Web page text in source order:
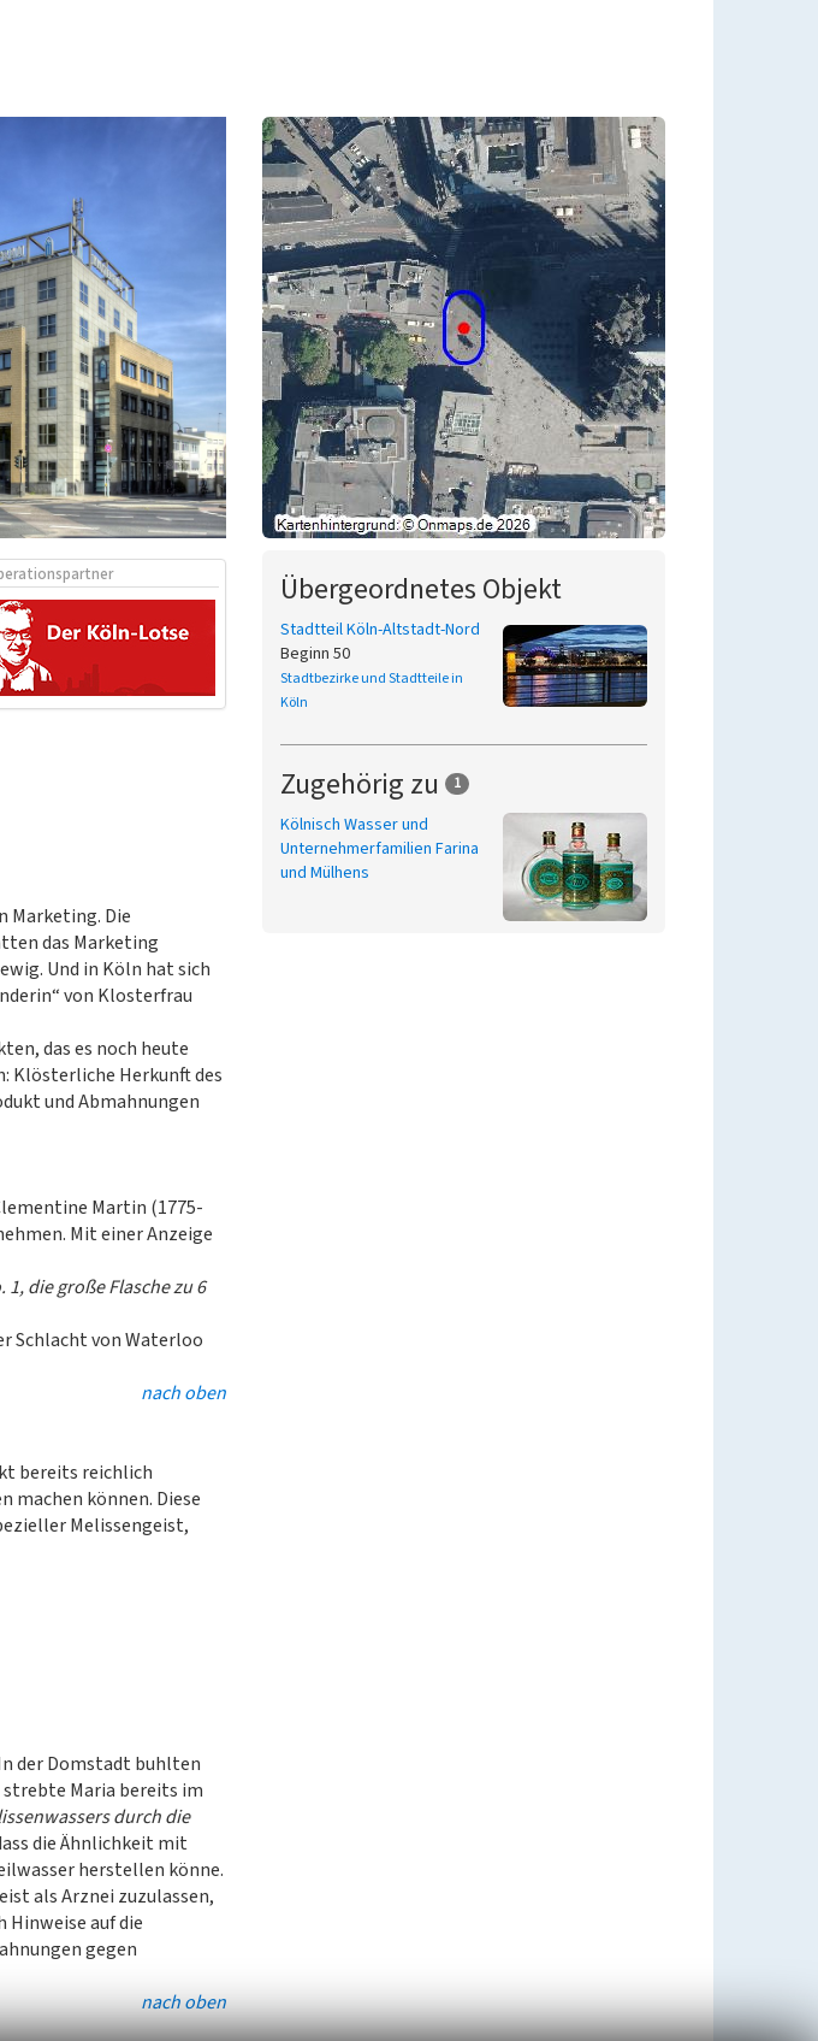
Marketing. Die
das Marketing
Und in Köln hat sich
von Klosterfrau
das es noch heute
Klösterliche Herkunft des
und Abmahnungen
Martin (1775-
Mit einer Anzeige
die große Flasche zu 6
Schlacht von Waterloo
nach oben
bereits reichlich
machen können. Diese
Melissengeist,
der Domstadt buhlten
strebte Maria bereits im
durch die
die Ähnlichkeit mit
herstellen könne.
als Arznei zuzulassen,
auf die
gegen
nach oben
Übergeordnetes Objekt
Stadtteil Köln-Altstadt-Nord
Beginn 50
Stadtbezirke und Stadtteile in
Köln
Zugehörig zu 1
Kölnisch Wasser und
Unternehmerfamilien Farina
und Mülhens